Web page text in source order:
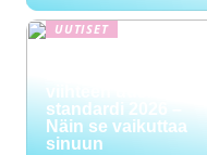
UUTISET
viihteen uusi
standardi 2026 –
Näin se vaikuttaa
sinuun